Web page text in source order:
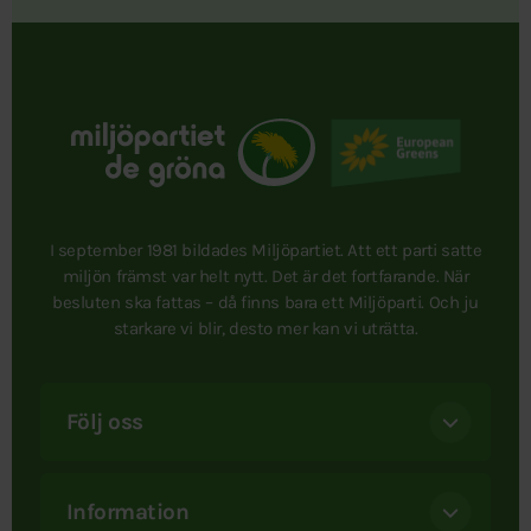
I september 1981 bildades Miljöpartiet. Att ett parti satte
miljön främst var helt nytt. Det är det fortfarande. När
besluten ska fattas – då finns bara ett Miljöparti. Och ju
starkare vi blir, desto mer kan vi uträtta.
Följ oss
Information